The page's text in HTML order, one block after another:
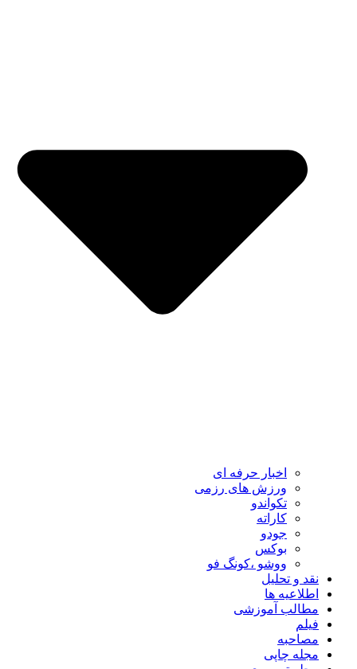
اخبار حرفه ای
ورزش های رزمی
تکواندو
کاراته
جودو
بوکس
ووشو ،کونگ فو
نقد و تحلیل
اطلاعیه ها
مطالب آموزشی
فیلم
مصاحبه
مجله چاپی